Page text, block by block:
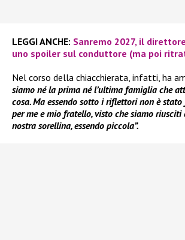
LEGGI ANCHE: Sanremo 2027, il
uno spoiler sul conduttore (ma poi
Nel corso della chiacchierata, infatti, ha
siamo né la prima né l’ultima famiglia che
cosa. Ma essendo sotto i riflettori non è
per me e mio fratello, visto che siamo riusciti
nostra sorellina, essendo piccola”.